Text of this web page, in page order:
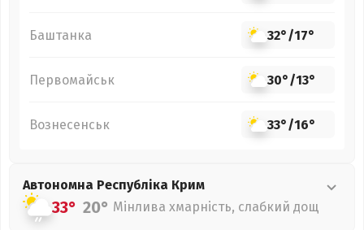
Баштанка 32°/17°
Первомайськ 30°/13°
Вознесенськ 33°/16°
Автономна Республіка Крим
33° 20° Мінлива хмарність, слабкий дощ